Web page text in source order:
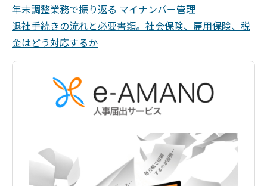
年末調整業務で振り返る マイナンバー管理
退社手続きの流れと必要書類。社会保険、雇用保険、税
金はどう対応するか